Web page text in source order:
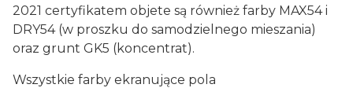
2021 certyfikatem objete są również farby MAX54 i
DRY54 (w proszku do samodzielnego mieszania)
oraz grunt GK5 (koncentrat).
Wszystkie farby ekranujące pola